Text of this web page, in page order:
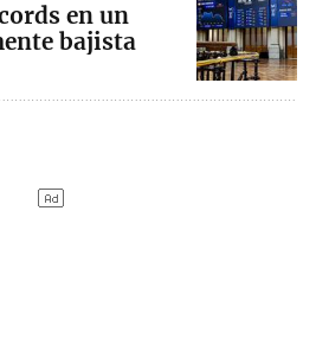
en un
bajista